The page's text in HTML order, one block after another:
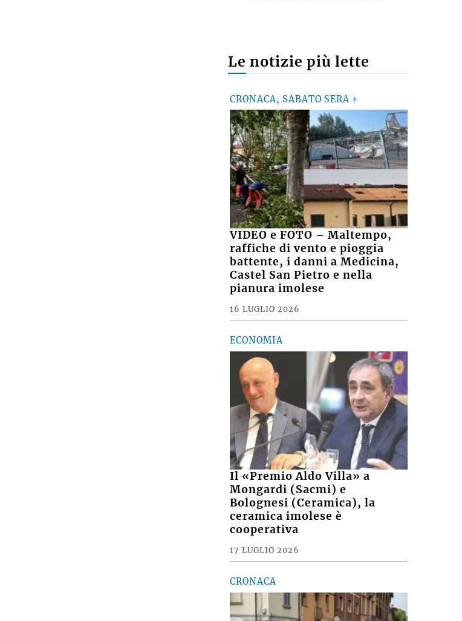
Le notizie più lette
CRONACA, SABATO SERA +
VIDEO e FOTO – Maltempo,
raffiche di vento e pioggia
battente, i danni a Medicina,
Castel San Pietro e nella
pianura imolese
16 LUGLIO 2026
ECONOMIA
Il «Premio Aldo Villa» a
Mongardi (Sacmi) e
Bolognesi (Ceramica), la
ceramica imolese è
cooperativa
17 LUGLIO 2026
CRONACA